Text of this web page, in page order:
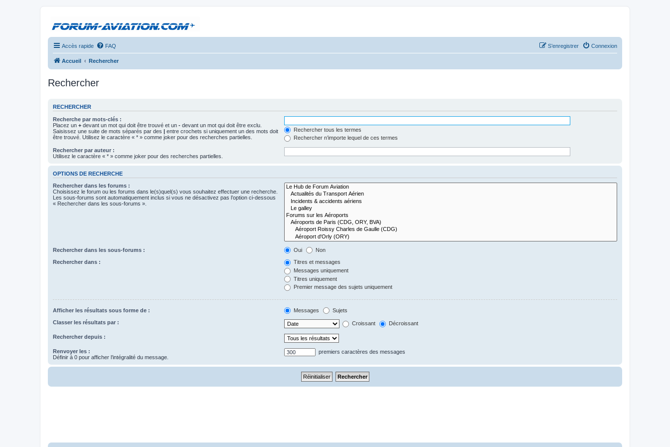
Accès rapide FAQ Connexion
S’enregistrer
Accueil Rechercher
Rechercher
RECHERCHER
Recherche par mots-clés :
Placez un + devant un mot qui doit être trouvé et un - devant un mot qui doit être exclu.
Saisissez une suite de mots séparés par des | entre crochets si uniquement un des mots doit
être trouvé. Utilisez le caractère « * » comme joker pour des recherches partielles.
Rechercher tous les termes
Rechercher n’importe lequel de ces termes
Rechercher par auteur :
Utilisez le caractère « * » comme joker pour des recherches partielles.
OPTIONS DE RECHERCHE
Rechercher dans les forums :
Choisissez le forum ou les forums dans le(s)quel(s) vous souhaitez effectuer une recherche.
Les sous-forums sont automatiquement inclus si vous ne désactivez pas l’option ci-dessous
« Rechercher dans les sous-forums ».
Rechercher dans les sous-forums : Oui Non
Rechercher dans :
Titres et messages
Messages uniquement
Titres uniquement
Premier message des sujets uniquement
Afficher les résultats sous forme de : Messages Sujets
Classer les résultats par : Croissant Décroissant
Rechercher depuis :
Renvoyer les :
Définir à 0 pour afficher l’intégralité du message.
premiers caractères des messages